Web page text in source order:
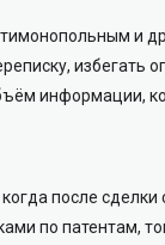
и
избегать
информации,
после
по патентам,